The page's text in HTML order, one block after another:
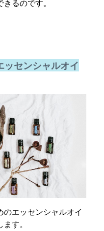
るのです。
ッセンシャルオイ
エッセンシャルオイ
す。